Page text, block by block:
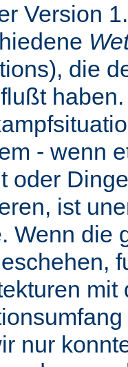
Version
die
- wenn
oder
ist
Wenn die
mit
nur